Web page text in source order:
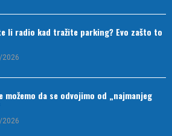
li radio kad tražite parking? Evo zašto to
2026
možemo da se odvojimo od „najmanjeg
2026